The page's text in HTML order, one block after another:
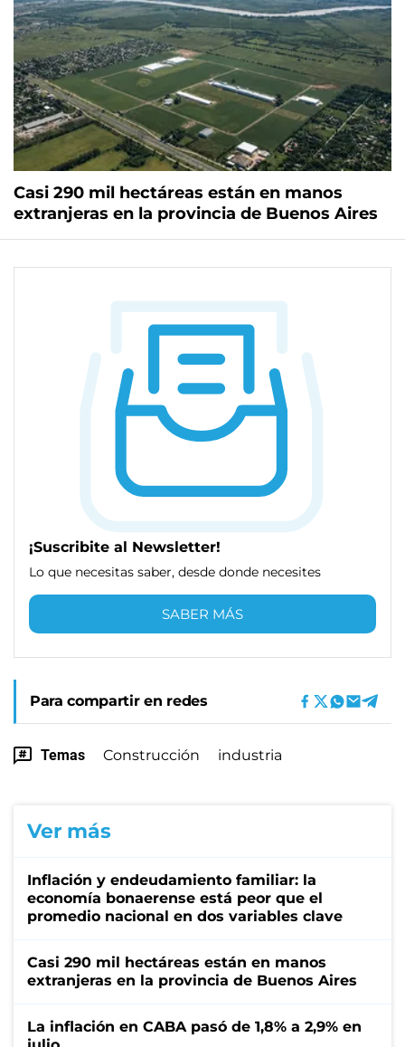
Casi 290 mil hectáreas están en manos
extranjeras en la provincia de Buenos Aires
¡Suscribite al Newsletter!
Lo que necesitas saber, desde donde necesites
SABER MÁS
Para compartir en redes
Temas Construcción industria
Ver más
Inflación y endeudamiento familiar: la
economía bonaerense está peor que el
promedio nacional en dos variables clave
Casi 290 mil hectáreas están en manos
extranjeras en la provincia de Buenos Aires
La inflación en CABA pasó de 1,8% a 2,9% en